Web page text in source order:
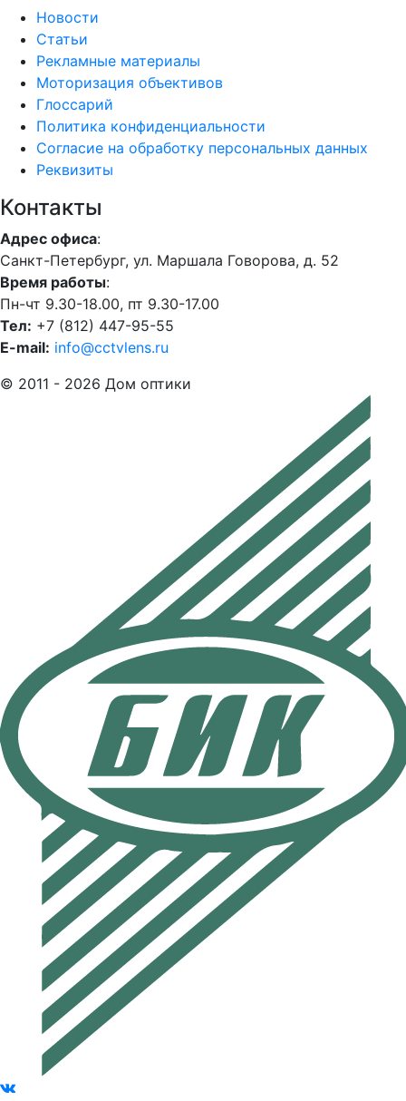
Новости
Статьи
Рекламные материалы
Моторизация объективов
Глоссарий
Политика конфиденциальности
Согласие на обработку персональных данных
Реквизиты
Контакты
Адрес офиса:
Санкт-Петербург, ул. Маршала Говорова, д. 52
Время работы:
Пн-чт 9.30-18.00, пт 9.30-17.00
Тел: +7 (812) 447-95-55
E-mail: info@cctvlens.ru
© 2011 - 2026 Дом оптики